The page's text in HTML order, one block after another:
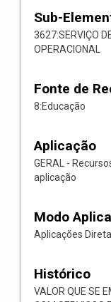
Sub-
3627:SERVIÇO
OPERACIONAL
Fonte de
8:Educação
Aplicação
GERAL -
aplicação
Modo
Aplicações
Histórico
VALOR QUE SE